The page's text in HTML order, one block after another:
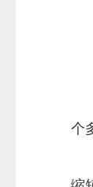
个